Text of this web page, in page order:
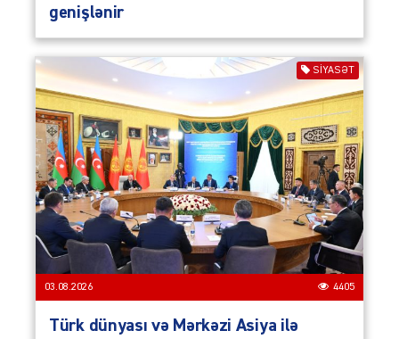
genişlənir
SIYASƏT
03.08.2026 4405
Türk dünyası və Mərkəzi Asiya ilə